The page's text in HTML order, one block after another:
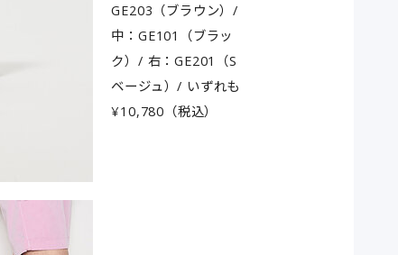
GE203（ブラウン）/
中：GE101（ブラッ
ク）/ 右：GE201（S
ベージュ）/ いずれも
¥10,780（税込）